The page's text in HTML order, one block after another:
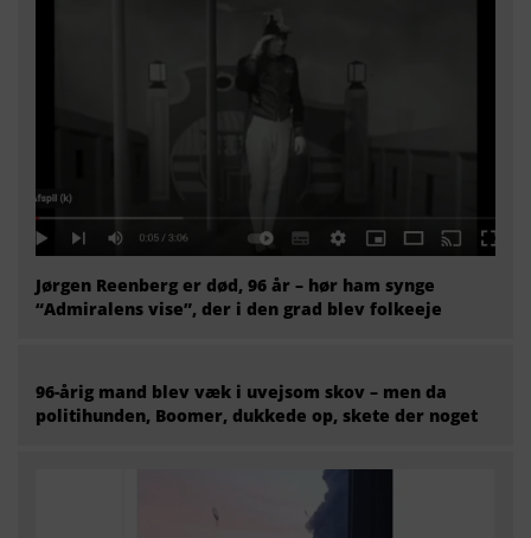
Jørgen Reenberg er død, 96 år – hør ham synge
“Admiralens vise”, der i den grad blev folkeeje
96-årig mand blev væk i uvejsom skov – men da
politihunden, Boomer, dukkede op, skete der noget